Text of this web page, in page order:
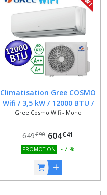
Climatisation Gree COSMO
Wifi / 3,5 kW / 12000 BTU /
CLASSE A++ / A+ / Alexa /
Gree Cosmo Wifi - Mono
649€90 604€41
PROMOTION - 7 %